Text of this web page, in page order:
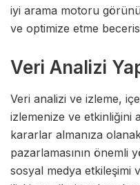
iyi arama motoru
ve optimize etme
Veri Analizi
Veri analizi ve izleme,
izlemenize ve etkinliğini
kararlar almanıza
pazarlamasının önemli
sosyal medya etkileşimi